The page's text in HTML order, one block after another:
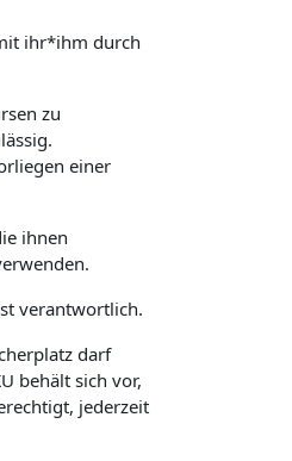
ihr*ihm durch
zu
einer
ihnen
verantwortlich.
darf
behält sich vor,
jederzeit